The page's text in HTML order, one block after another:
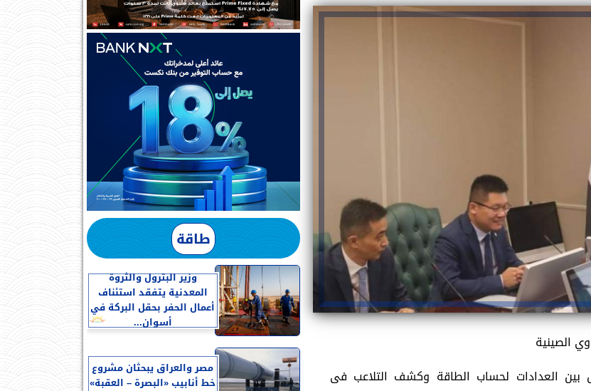
الصينية
بين العدادات لحساب الطاقة وكشف التلاعب فى
طاقة
وزير البترول والثروة
المعدنية يتفقد استئناف
أعمال الحفر بحقل البركة في
أسوان...
مصر والعراق يبحثان مشروع
خط أنابيب «البصرة – العقبة»